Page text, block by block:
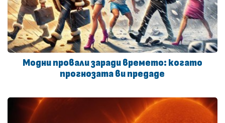
Модни провали заради времето: когато
прогнозата ви предаде